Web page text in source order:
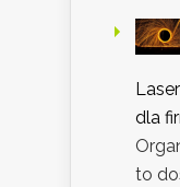
dla
to